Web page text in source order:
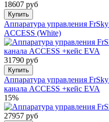
18607 руб
Купить
Аппаратура управления
ACCESS (White)
31790 руб
Купить
Аппаратура управления
канала ACCESS +кейс EVA
15%
27957 руб